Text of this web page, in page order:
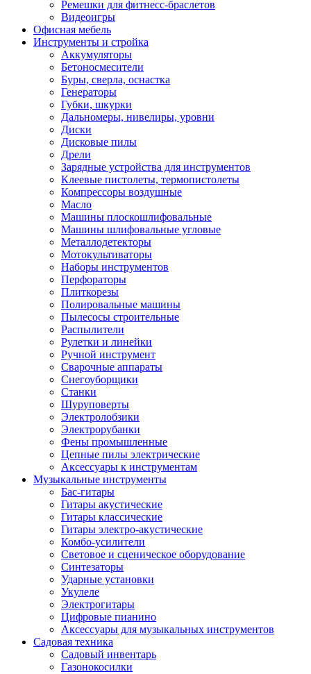
Ремешки для фитнесс-браслетов
Видеоигры
Офисная мебель
Инструменты и стройка
Аккумуляторы
Бетоносмесители
Буры, сверла, оснастка
Генераторы
Губки, шкурки
Дальномеры, нивелиры, уровни
Диски
Дисковые пилы
Дрели
Зарядные устройства для инструментов
Клеевые пистолеты, термопистолеты
Компрессоры воздушные
Масло
Машины плоскошлифовальные
Машины шлифовальные угловые
Металлодетекторы
Мотокультиваторы
Наборы инструментов
Перфораторы
Плиткорезы
Полировальные машины
Пылесосы строительные
Распылители
Рулетки и линейки
Ручной инструмент
Сварочные аппараты
Снегоуборщики
Станки
Шуруповерты
Электролобзики
Электрорубанки
Фены промышленные
Цепные пилы электрические
Аксессуары к инструментам
Музыкальные инструменты
Бас-гитары
Гитары акустические
Гитары классические
Гитары электро-акустические
Комбо-усилители
Световое и сценическое оборудование
Синтезаторы
Ударные установки
Укулеле
Электрогитары
Цифровые пианино
Аксессуары для музыкальных инструментов
Садовая техника
Садовый инвентарь
Газонокосилки